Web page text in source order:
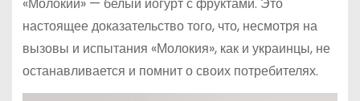
настоящее доказательство того, что, несмотря на
вызовы и испытания «Молокия», как и украинцы, не
останавливается и помнит о своих потребителях.